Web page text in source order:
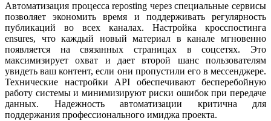
Автоматизация процесса reposting через специальные сервисы
позволяет экономить время и поддерживать регулярность
публикаций во всех каналах. Настройка кросспостинга
ensures, что каждый новый материал в канале мгновенно
появляется на связанных страницах в соцсетях. Это
максимизирует охват и дает второй шанс пользователям
увидеть ваш контент, если они пропустили его в мессенджере.
Технические настройки API обеспечивают бесперебойную
работу системы и минимизируют риски ошибок при передаче
данных. Надежность автоматизации критична для
поддержания профессионального имиджа проекта.